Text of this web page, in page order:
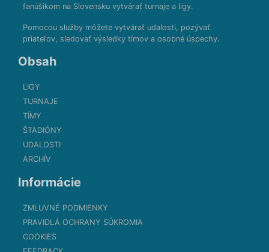
fanúšikom na Slovensku vytvárať turnaje a ligy.
Pomocou služby môžete vytvárať udalosti, pozývať
priateľov, sledovať výsledky tímov a osobné úspechy.
Obsah
LIGY
TURNAJE
TÍMY
ŠTADIÓNY
UDALOSTI
ARCHÍV
Informácie
ZMLUVNÉ PODMIENKY
PRAVIDLÁ OCHRANY SÚKROMIA
COOKIES